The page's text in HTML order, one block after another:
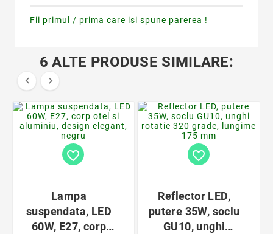
Fii primul / prima care isi spune parerea !
6 ALTE PRODUSE SIMILARE:
 
favorite_border
Lampa
suspendata, LED
60W, E27, corp
favorite_border
Reflector LED,
putere 35W, soclu
GU10, unghi